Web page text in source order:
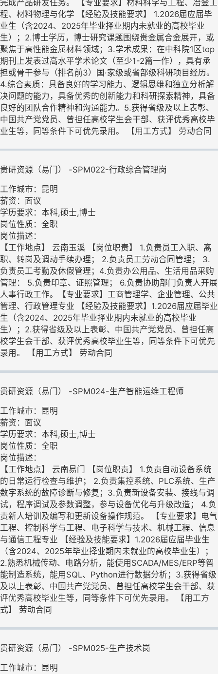
完成产品研发任务。 【专业要求】材料科学与工程、冶金工
程、材料物理与化学 【经验及技能要求】 1.2026届应届毕
业生（含2024、2025年毕业择业期内未就业的高校毕业
生）；2.博士学历，博士研究课题围绕贵金属合金展开，或
聚焦于高性能金属材料领域；3.学术成果：在中科院1区top
期刊上发表过高水平学术论文（至少1-2篇一作），具有承
担或骨干参与（排名前3）国·家级或省部级科研项目经历。
4.综合素质：具备良好的学习能力、逻辑思维和独立分析解
决问题的能力，具备优秀的创新能力和科研探索精神，具备
良好的团队合作精神和沟通能力。5.获得省级及以上表彰、
中国共产党党员、曾担任高校学生会干部、获评优秀高校毕
业生等，同等条件下可优先录用。 【用工方式】 劳动合同
贵研资源（易门） -SPM022-行政综合管理岗
工作城市：昆明
薪资：面议
学历要求：本科,硕士,博士
岗位性质：全职
岗位描述：
【工作地点】 云南玉溪 【岗位职责】 1.负责员工入职、离
职、转岗及调动手续办理； 2.负责员工劳动合同管理； 3.
负责员工考勤及休假管理；4.负责办公用品、生活用品采购
管理： 5.负责印章、证照管理； 6.负责协助部门负责人开展
人事行政工作。【专业要求】工商管理学、企业管理、公共
管理、行政管理专业 【经验及技能要求】1.2026届应届毕业
生（含2024、2025年毕业择业期内未就业的高校毕业
生）；2.获得省级及以上表彰、中国共产党党员、曾担任高
校学生会干部、获评优秀高校毕业生等，同等条件下可优先
录用。 【用工方式】 劳动合同
贵研资源（易门） -SPM024-生产智能运维工程师
工作城市：昆明
薪资：面议
学历要求：本科,硕士,博士
岗位性质：全职
岗位描述：
【工作地点】 云南易门 【岗位职责】 1.负责自动设备系统
的日常运行检查与维护； 2.负责集控系统、PLC系统、生产
数字系统的故障诊断与修复；3.负责新设备安装、接线与调
试，程序调试及参数调整，参与设备优化与升级改造； 4.负
责新人培训及编写和更新设备操作规范。 【专业要求】电气
工程、控制科学与工程、电子科学与技术、机械工程、信息
与通信工程专业 【经验及技能要求】1.2026届应届毕业生
（含2024、2025年毕业择业期内未就业的高校毕业生）；
2.熟悉机械传动、电路分析，能使用SCADA/MES/ERP等智
能制造系统，能用SQL、Python进行数据分析；3.获得省级
及以上表彰、中国共产党党员、曾担任高校学生会干部、获
评优秀高校毕业生等，同等条件下可优先录用。 【用工方
式】 劳动合同
贵研资源（易门） -SPM025-生产技术岗
工作城市：昆明